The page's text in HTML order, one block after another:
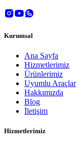
Kurumsal
Ana Sayfa
Hizmetlerimiz
Ürünlerimiz
Uyumlu Araçlar
Hakkımızda
Blog
İletişim
Hizmetlerimiz